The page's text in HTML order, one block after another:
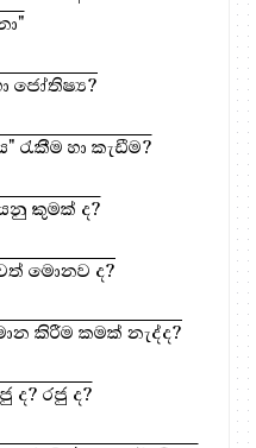
ජෝතිෂ්‍ය?
රැකීම හා කැඩීම?
යනු කුමක් ද?
මොනව ද?
කිරීම කමක් නැද්ද?
ද? රජු ද?